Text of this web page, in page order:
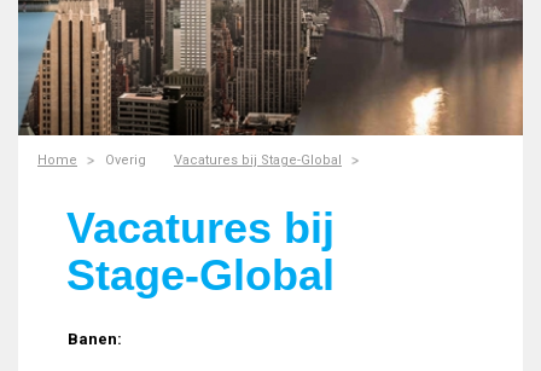
Home Overig Vacatures bij Stage-Global
Vacatures bij
Stage-Global
Banen: